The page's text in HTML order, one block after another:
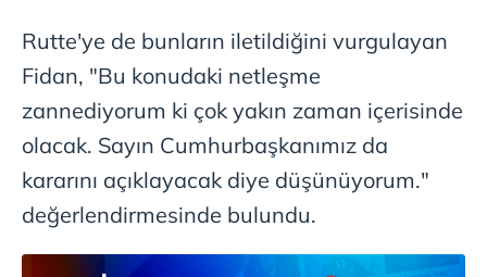
Rutte'ye de bunların iletildiğini vurgulayan
Fidan, "Bu konudaki netleşme
zannediyorum ki çok yakın zaman içerisinde
olacak. Sayın Cumhurbaşkanımız da
kararını açıklayacak diye düşünüyorum."
değerlendirmesinde bulundu.